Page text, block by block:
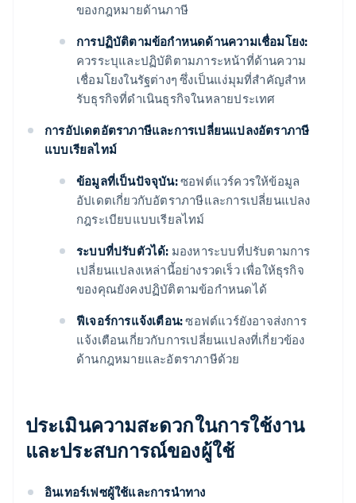
ของกฎหมายด้านภาษี
การปฏิบัติตามข้อกําหนดด้านความเชื่อมโยง:
ควรระบุและปฏิบัติตามภาระหน้าที่ด้านความ
เชื่อมโยงในรัฐต่างๆ ซึ่งเป็นแง่มุมที่สําคัญสําห
รับธุรกิจที่ดําเนินธุรกิจในหลายประเทศ
การอัปเดตอัตราภาษีและการเปลี่ยนแปลงอัตราภาษี
แบบเรียลไทม์
ข้อมูลที่เป็นปัจจุบัน:ซอฟต์แวร์ควรให้ข้อมูล
อัปเดตเกี่ยวกับอัตราภาษีและการเปลี่ยนแปลง
กฎระเบียบแบบเรียลไทม์
ระบบที่ปรับตัวได้: มองหาระบบที่ปรับตามการ
เปลี่ยนแปลงเหล่านี้อย่างรวดเร็ว เพื่อให้ธุรกิจ
ของคุณยังคงปฏิบัติตามข้อกําหนดได้
ฟีเจอร์การแจ้งเตือน:ซอฟต์แวร์ยังอาจส่งการ
แจ้งเตือนเกี่ยวกับการเปลี่ยนแปลงที่เกี่ยวข้อง
ด้านกฎหมายและอัตราภาษีด้วย
ประเมินความสะดวกในการใช้งาน
และประสบการณ์ของผู้ใช้
อินเทอร์เฟซผู้ใช้และการนําทาง